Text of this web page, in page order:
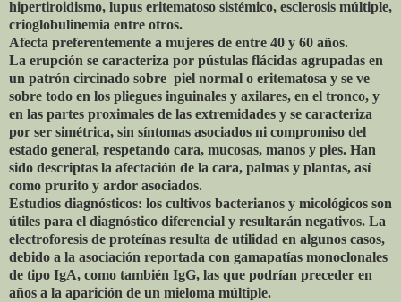
hipertiroidismo, lupus eritematoso sistémico, esclerosis múltiple,
crioglobulinemia entre otros.
Afecta preferentemente a mujeres de entre 40 y 60 años.
La erupción se caracteriza por pústulas flácidas agrupadas en
un patrón circinado sobre piel normal o eritematosa y se ve
sobre todo en los pliegues inguinales y axilares, en el tronco, y
en las partes proximales de las extremidades y se caracteriza
por ser simétrica, sin síntomas asociados ni compromiso del
estado general, respetando cara, mucosas, manos y pies. Han
sido descriptas la afectación de la cara, palmas y plantas, así
como prurito y ardor asociados.
Estudios diagnósticos: los cultivos bacterianos y micológicos son
útiles para el diagnóstico diferencial y resultarán negativos. La
electroforesis de proteínas resulta de utilidad en algunos casos,
debido a la asociación reportada con gamapatías monoclonales
de tipo IgA, como también IgG, las que podrían preceder en
años a la aparición de un mieloma múltiple.